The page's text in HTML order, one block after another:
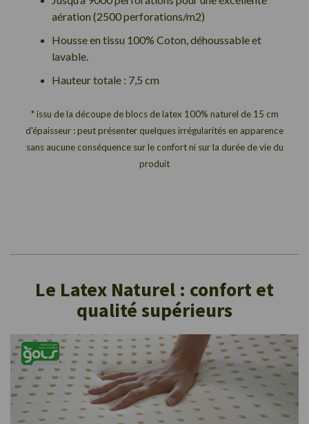
aération (2500 perforations/m2)
Housse en tissu 100% Coton, déhoussable et
lavable.
Hauteur totale : 7,5 cm
* issu de la découpe de blocs de latex 100% naturel de 15 cm
d'épaisseur : peut présenter quelques irrégularités en apparence
sans aucune conséquence sur le confort ni sur la durée de vie du
produit
Le Latex Naturel : confort et
qualité supérieurs